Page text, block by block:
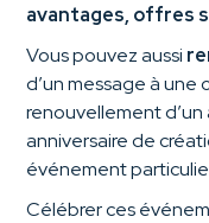
avantages, offres
Vous pouvez aussi
d’un message à une
renouvellement
anniversaire de
événement
Célébrer ces